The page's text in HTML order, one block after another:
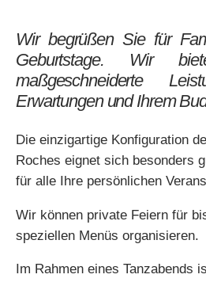
Wir begrüßen Sie für
Geburtstage. Wir
maßgeschneiderte
Erwartungen und Ihrem
Die einzigartige Konfiguration
Roches eignet sich besonders
für alle Ihre persönlichen
Wir können private Feiern für
speziellen Menüs organisieren.
Im Rahmen eines Tanzabends
Datum:*
Wann möchten Sie reservieren?
Eine besondere Anmerkung?
Datum der Ankunft :
Ihr Wunschtermin
Besondere